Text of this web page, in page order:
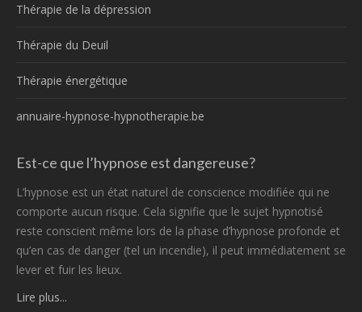
Thérapie de la dépression
Thérapie du Deuil
Thérapie énergétique
annuaire-hypnose-hypnotherapie.be
Est-ce que l’hypnose est dangereuse?
L’hypnose est un état naturel de conscience modifiée qui ne
comporte aucun risque. Cela signifie que le sujet hypnotisé
reste conscient même lors de la phase d’hypnose profonde et
qu’en cas de danger (tel un incendie), il peut immédiatement se
lever et fuir les lieux.
Lire plus...